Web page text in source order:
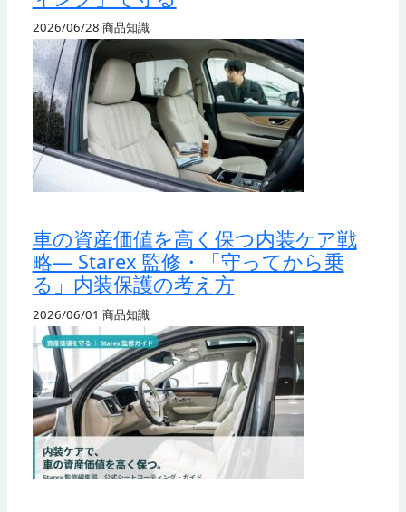
2026/06/28 商品知識
車の資産価値を高く保つ内装ケア戦
略— Starex 監修・「守ってから乗
る」内装保護の考え方
2026/06/01 商品知識